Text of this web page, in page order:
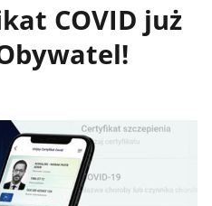
COVID już